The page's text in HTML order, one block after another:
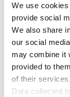
We use
provide social
We also share
our social
may combine it
provided to
of their services.
Data collected
このように、
階に分かれた
し、口座、企
不正に操って
ちに行われる
が気付かない